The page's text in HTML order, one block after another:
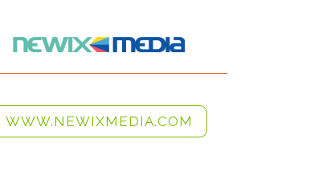
WWW.NEWIXMEDIA.COM